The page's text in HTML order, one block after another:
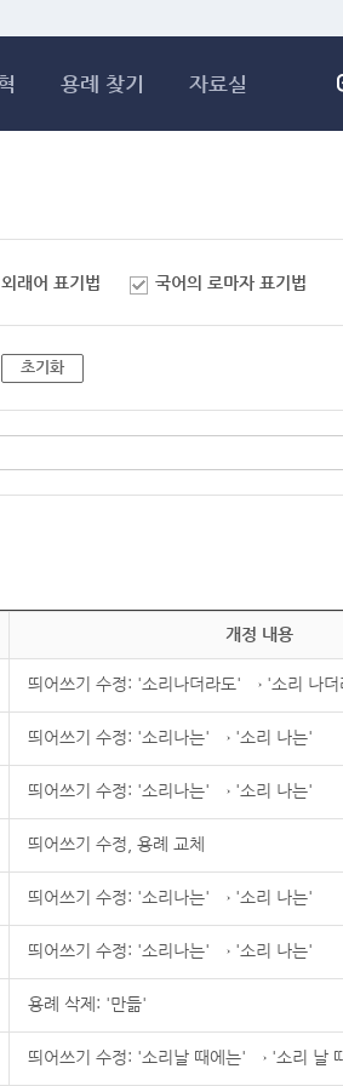
용례 찾기 자료실
외래어 표기법 국어의 로마자 표기법
초기화
개정 내용
띄어쓰기 수정: '소리나더라도' → '소리 나더
띄어쓰기 수정: '소리나는' → '소리 나는'
띄어쓰기 수정: '소리나는' → '소리 나는'
띄어쓰기 수정, 용례 교체
띄어쓰기 수정: '소리나는' → '소리 나는'
띄어쓰기 수정: '소리나는' → '소리 나는'
용례 삭제: '만듦'
띄어쓰기 수정: '소리날 때에는' → '소리 날